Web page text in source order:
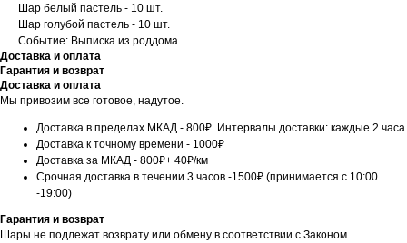
Шар белый пастель - 10 шт.
Шар голубой пастель - 10 шт.
Событие: Выписка из роддома
Доставка и оплата
Гарантия и возврат
Доставка и оплата
Мы привозим все готовое, надутое.
Доставка в пределах МКАД - 800₽. Интервалы доставки: каждые 2 часа
Доставка к точному времени - 1000₽
Доставка за МКАД - 800₽+ 40₽/км
Срочная доставка в течении 3 часов -1500₽ (принимается с 10:00
-19:00)
Гарантия и возврат
Шары не подлежат возврату или обмену в соответствии с Законом